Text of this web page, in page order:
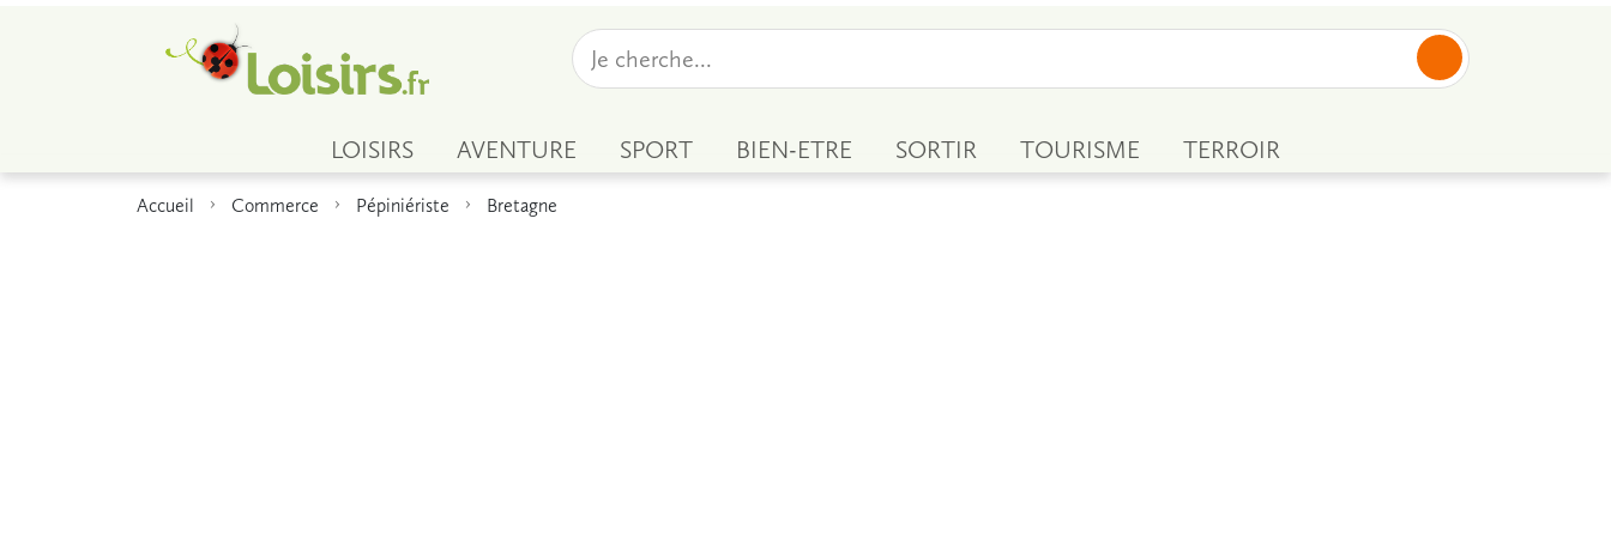
LOISIRS AVENTURE SPORT BIEN-ETRE SORTIR TOURISME TERROIR
Accueil Commerce Pépiniériste Bretagne